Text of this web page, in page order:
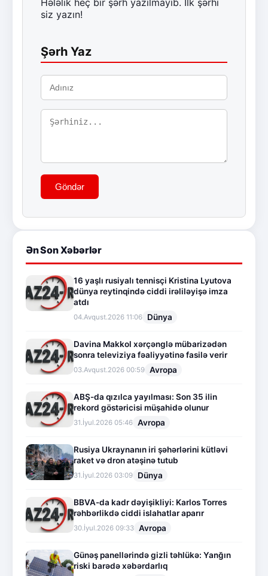
siz yazın!
Şərh Yaz
Göndər
Ən Son Xəbərlər
16 yaşlı rusiyalı tennisçi Kristina Lyutova
dünya reytinqində ciddi irəliləyişə imza
atdı
04.Avqust.2026 11:06 Dünya
Davina Makkol xərçənglə mübarizədən
sonra televiziya fəaliyyətinə fasilə verir
03.Avqust.2026 00:59 Avropa
ABŞ-da qızılca yayılması: Son 35 ilin
rekord göstəricisi müşahidə olunur
31.İyul.2026 05:46 Avropa
Rusiya Ukraynanın iri şəhərlərini kütləvi
raket və dron atəşinə tutub
31.İyul.2026 03:09 Dünya
BBVA-da kadr dəyişikliyi: Karlos Torres
rəhbərlikdə ciddi islahatlar aparır
30.İyul.2026 09:33 Avropa
Günəş panellərində gizli təhlükə: Yanğın
riski barədə xəbərdarlıq